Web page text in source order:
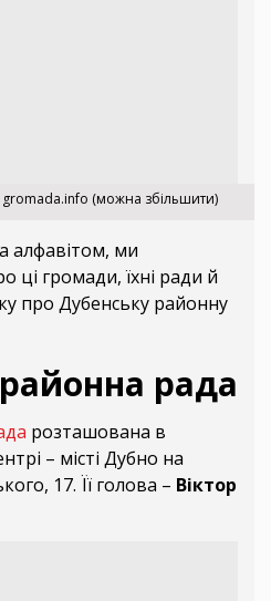
(можна збільшити)
алфавітом, ми
ці громади, їхні ради й
про Дубенську районну
рада
розташована в
– місті Дубно на
17. Її голова – Віктор